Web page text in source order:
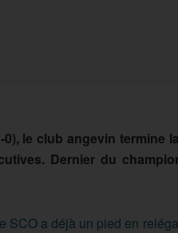
le club angevin termine
Dernier du
SCO a déjà un pied en